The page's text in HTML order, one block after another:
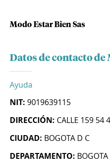
Modo Estar Bien Sas
Datos de contacto de
Ayuda
NIT: 9019639115
DIRECCIÓN: CALLE 159 54
CIUDAD: BOGOTA D C
DEPARTAMENTO: BOGOTA